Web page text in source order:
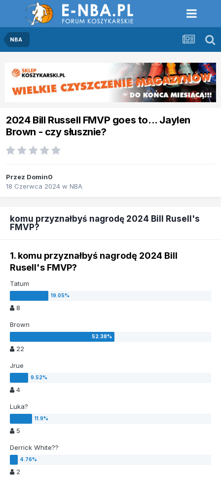
NBA
2024 Bill Russell FMVP goes to... Jaylen
Brown - czy słusznie?
Przez Domin0
18 Czerwca 2024 w NBA
komu przyznałbyś nagrodę 2024 Bill Rusell's
FMVP?
1. komu przyznałbyś nagrodę 2024 Bill
Rusell's FMVP?
Tatum
8
Brown
22
Jrue
4
Luka?
5
Derrick White??
2